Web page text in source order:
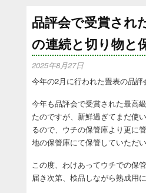
品評会で受賞され
の連続と切り物と
2025年8月27日
今年の2月に行われた畳表の品評
今年も品評会で受賞された最高
たのですが、新鮮過ぎてまだ使
るので、ウチの保管庫より更に
地の保管庫にて保管していただい
この度、わけあってウチでの保管
届き次第、検品しながら熟成用